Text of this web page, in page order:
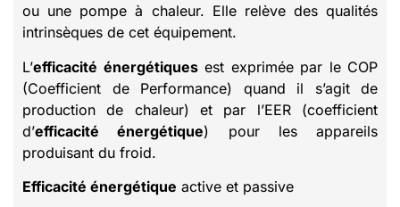
ou une pompe à chaleur. Elle relève des qualités
intrinsèques de cet équipement.
L’efficacité énergétiquesest exprimée par le COP
(Coefficient de Performance) quand il s’agit de
production de chaleur) et par l’EER (coefficient
d’efficacité énergétique) pour les appareils
produisant du froid.
Efficacité énergétique active et passive